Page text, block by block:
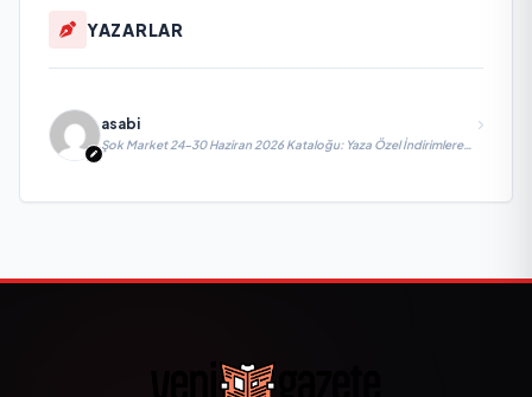
YAZARLAR
asabi
Şok Market 24-30 Haziran 2026 Kataloğu: Yaza Özel İndirimlere